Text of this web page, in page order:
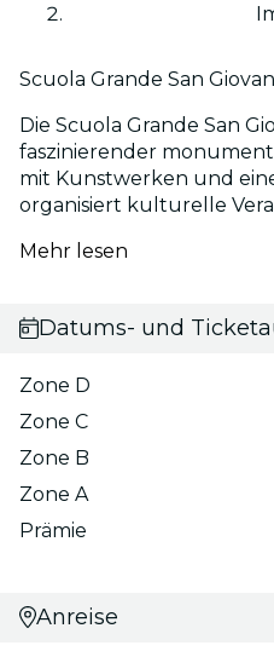
Scuola Grande San
Die Scuola Grande San
faszinierender
mit Kunstwerken und
organisiert kulturelle
Mehr lesen
Datums- und
Zone D
Zone C
Zone B
Zone A
Prämie
Anreise